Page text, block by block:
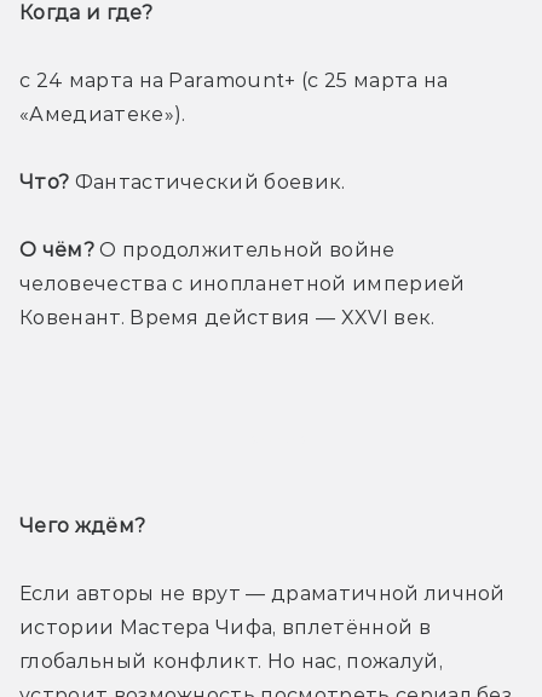
Когда и где?
с 24 марта на Paramount+ (с 25 марта на
«Амедиатеке»).
Что? Фантастический боевик.
О чём? О продолжительной войне
человечества с инопланетной империей
Ковенант. Время действия — XXVI век.
Чего ждём?
Если авторы не врут — драматичной личной
истории Мастера Чифа, вплетённой в
глобальный конфликт. Но нас, пожалуй,